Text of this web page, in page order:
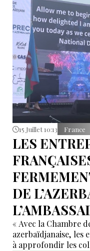
15 Juillet 10:13 France
LES
DE
« Avec la Chambre
azerbaïdjanaise, les
à approfondir les